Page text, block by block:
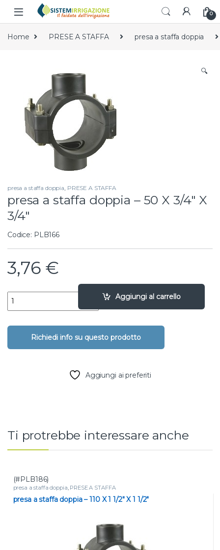
Skip to navigation
Skip to content
0
Home PRESE A STAFFA presa a staffa doppia
🔍
presa a staffa doppia, PRESE A STAFFA
presa a staffa doppia – 50 X 3/4″ X
3/4″
Codice: PLB166
3,76 €
presa a staffa doppia - 50 X 3/4" X 3/4" quantity
Aggiungi al carrello
Aggiungi ai preferiti
Ti protrebbe interessare anche
(#PLB186)
presa a staffa doppia, PRESE A STAFFA
presa a staffa doppia – 110 X 1 1/2″ X 1 1/2″